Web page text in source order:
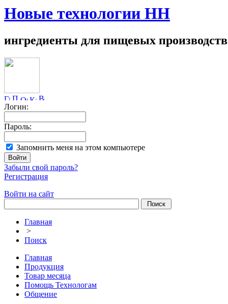
Новые технологии НН
ингредиенты для пищевых производств
Логин:
Пароль:
Запомнить меня на этом компьютере
Забыли свой пароль?
Регистрация
Войти на сайт
Главная
>
Поиск
Главная
Продукция
Товар месяца
Помощь Технологам
Общение